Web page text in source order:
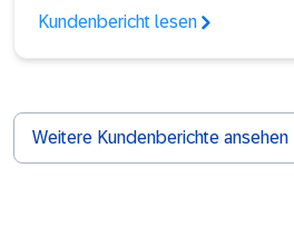
Kundenbericht lesen
Weitere Kundenberichte ansehen